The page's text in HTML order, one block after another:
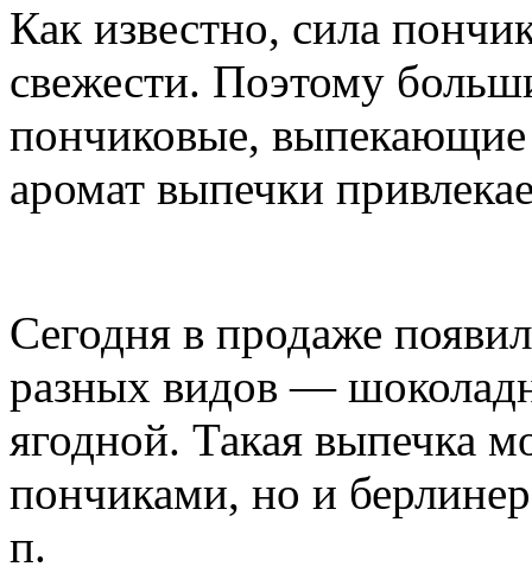
Как известно, сила
свежести. Поэтому
пончиковые,
аромат выпечки
Сегодня в продаже
разных видов —
ягодной. Такая выпечка
пончиками, но и
п.